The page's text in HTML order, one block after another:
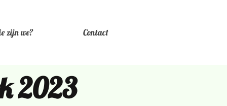
zijn we? Contact
2023